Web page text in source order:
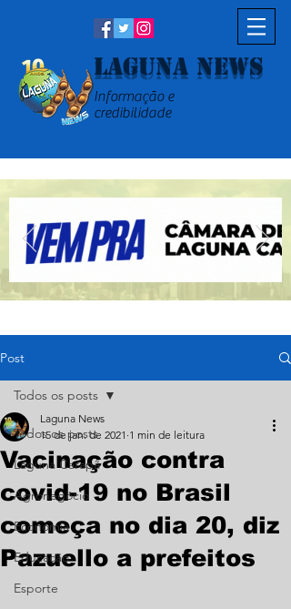
Laguna News
Informação e
credibilidade
Post
Todos os posts
Laguna Carapã
Agronegócio
Economia
Educação
Esporte
Todos os posts
Vacinação contra
covid-19 no Brasil
começa no dia 20, diz
Pazuello a prefeitos
Laguna News
15 de jan. de 2021 1 min de leitura